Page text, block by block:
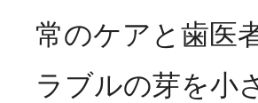
常のケアと歯医
ラブルの芽を小